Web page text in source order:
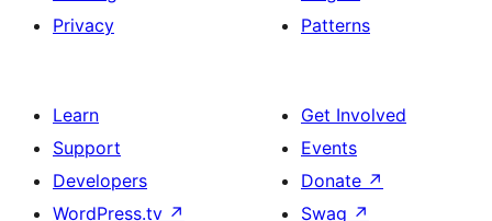
Privacy
Patterns
Learn
Support
Developers
WordPress.tv ↗
Get Involved
Events
Donate ↗
Swag ↗